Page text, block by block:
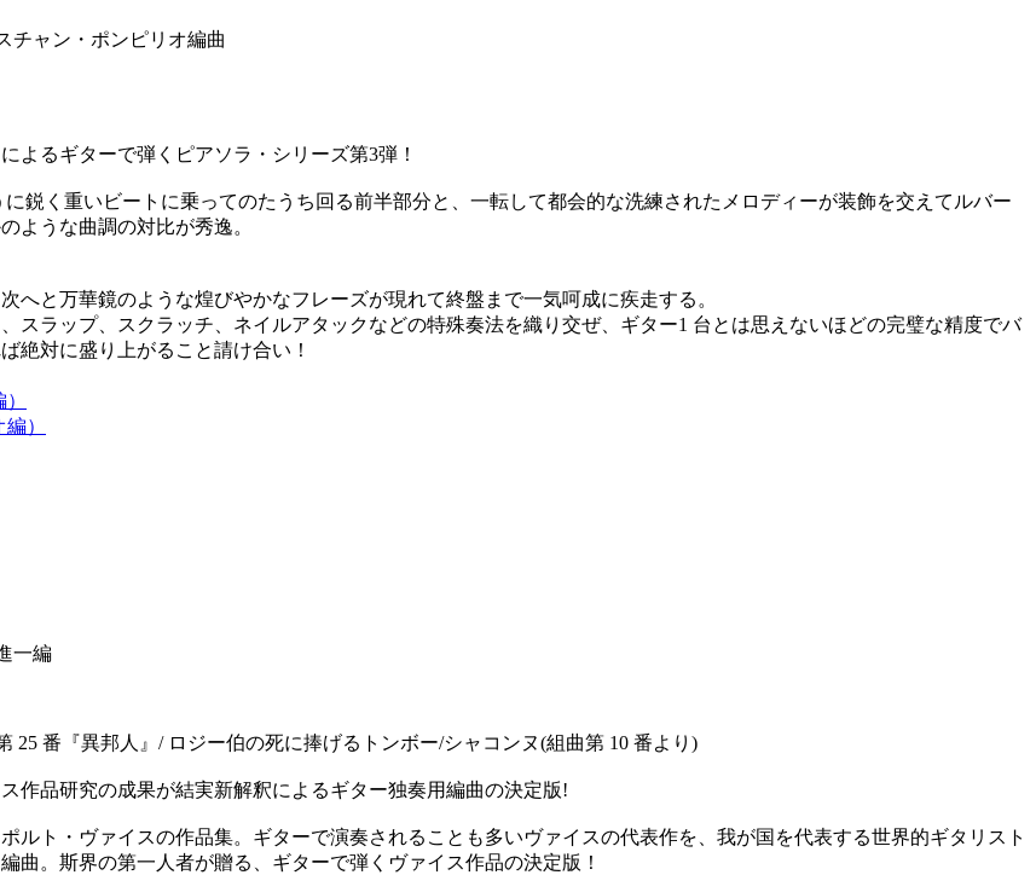
チャン・ポンピリオ編曲
よるギターで弾くピアソラ・シリーズ第3弾！
鋭く重いビートに乗ってのたうち回る前半部分と、一転して都会的な洗練されたメロディーが装飾を交えてルバー
ような曲調の対比が秀逸。
と万華鏡のような煌びやかなフレーズが現れて終盤まで一気呵成に疾走する。
スラップ、スクラッチ、ネイルアタックなどの特殊奏法を織り交ぜ、ギター1 台とは思えないほどの完璧な精度でバ
絶対に盛り上がること請け合い！
）
一編
25 番『異邦人』/ ロジー伯の死に捧げるトンボー/シャコンヌ(組曲第 10 番より)
作品研究の成果が結実新解釈によるギター独奏用編曲の決定版!
ト・ヴァイスの作品集。ギターで演奏されることも多いヴァイスの代表作を、我が国を代表する世界的ギタリスト
。斯界の第一人者が贈る、ギターで弾くヴァイス作品の決定版！